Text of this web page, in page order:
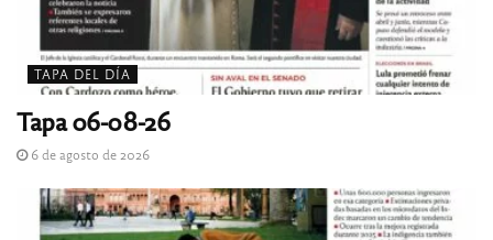
TAPA DEL DÍA
Tapa 06-08-26
6 de agosto de 2026